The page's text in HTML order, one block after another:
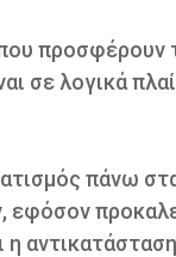
προσφέρουν
σε λογικά
πάνω
η